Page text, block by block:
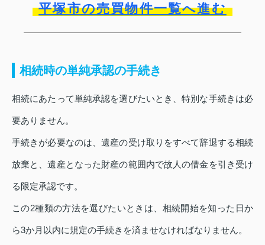
平塚市の売買物件一覧へ進む
相続時の単純承認の手続き
相続にあたって単純承認を選びたいとき、特別な手続きは必
要ありません。
手続きが必要なのは、遺産の受け取りをすべて辞退する相続
放棄と、遺産となった財産の範囲内で故人の借金を引き受け
る限定承認です。
この2種類の方法を選びたいときは、相続開始を知った日か
ら3か月以内に規定の手続きを済ませなければなりません。